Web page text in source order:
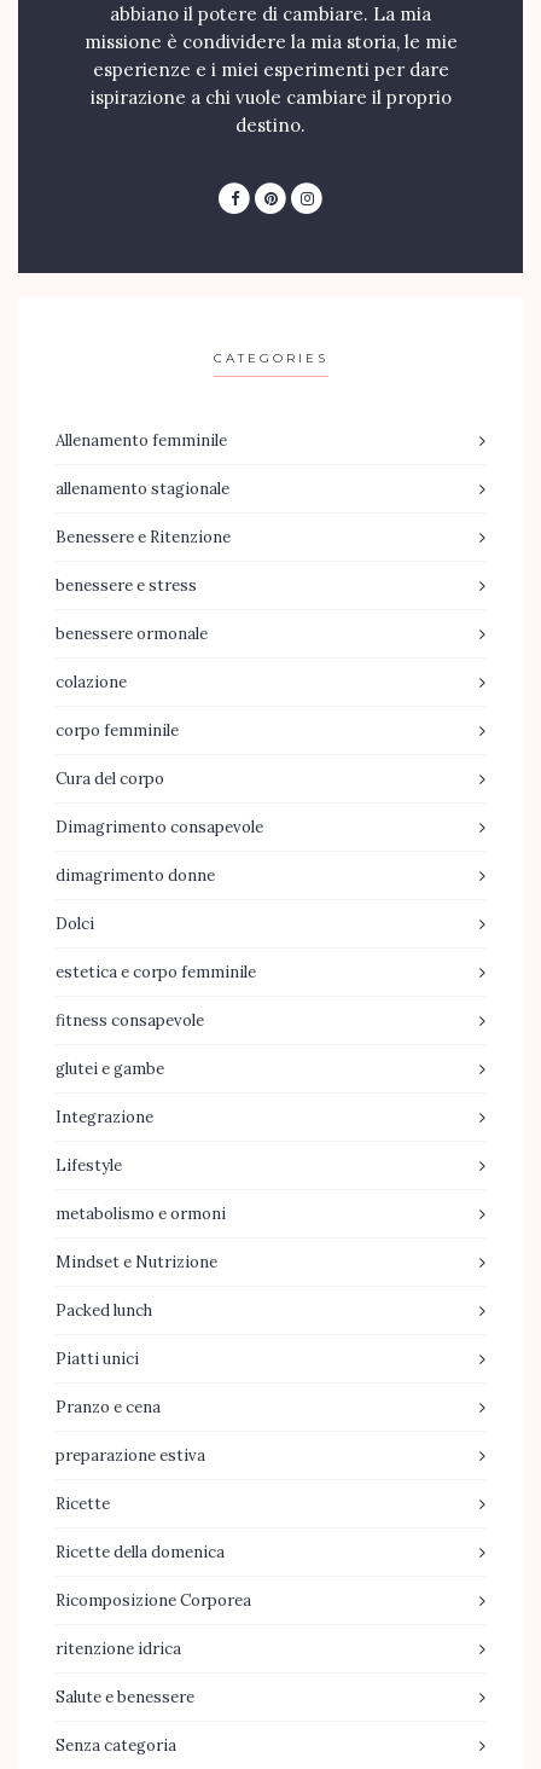
abbiano il potere di cambiare. La mia
missione è condividere la mia storia, le mie
esperienze e i miei esperimenti per dare
ispirazione a chi vuole cambiare il proprio
destino.
CATEGORIES
Allenamento femminile
allenamento stagionale
Benessere e Ritenzione
benessere e stress
benessere ormonale
colazione
corpo femminile
Cura del corpo
Dimagrimento consapevole
dimagrimento donne
Dolci
estetica e corpo femminile
fitness consapevole
glutei e gambe
Integrazione
Lifestyle
metabolismo e ormoni
Mindset e Nutrizione
Packed lunch
Piatti unici
Pranzo e cena
preparazione estiva
Ricette
Ricette della domenica
Ricomposizione Corporea
ritenzione idrica
Salute e benessere
Senza categoria